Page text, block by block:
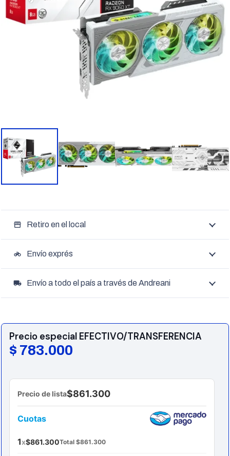
storefront Retiro en el local
motorcycle Envío exprés
local_shipping Envío a todo el país a través de Andreani
Precio especial EFECTIVO/TRANSFERENCIA
$ 783.000
Precio de lista$861.300
Cuotas
1x$861.300Total $861.300